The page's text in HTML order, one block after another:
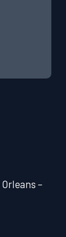
Orleans –